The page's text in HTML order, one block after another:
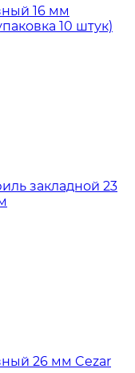
16 мм
10 штук)
закладной 23
26 мм Cezar